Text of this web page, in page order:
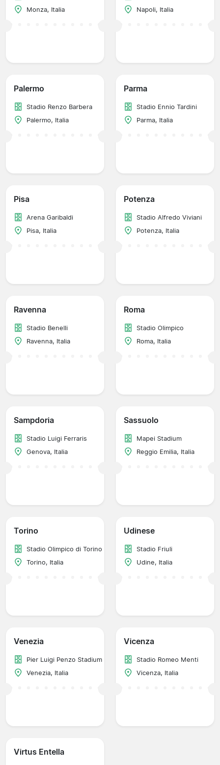
Monza, Italia Napoli, Italia
Palermo
Stadio Renzo Barbera
Palermo, Italia
Parma
Stadio Ennio Tardini
Parma, Italia
Pisa
Arena Garibaldi
Pisa, Italia
Potenza
Stadio Alfredo Viviani
Potenza, Italia
Ravenna
Stadio Benelli
Ravenna, Italia
Roma
Stadio Olimpico
Roma, Italia
Sampdoria
Stadio Luigi Ferraris
Genova, Italia
Sassuolo
Mapei Stadium
Reggio Emilia, Italia
Torino
Stadio Olimpico di Torino
Torino, Italia
Udinese
Stadio Friuli
Udine, Italia
Venezia
Pier Luigi Penzo Stadium
Venezia, Italia
Vicenza
Stadio Romeo Menti
Vicenza, Italia
Virtus Entella